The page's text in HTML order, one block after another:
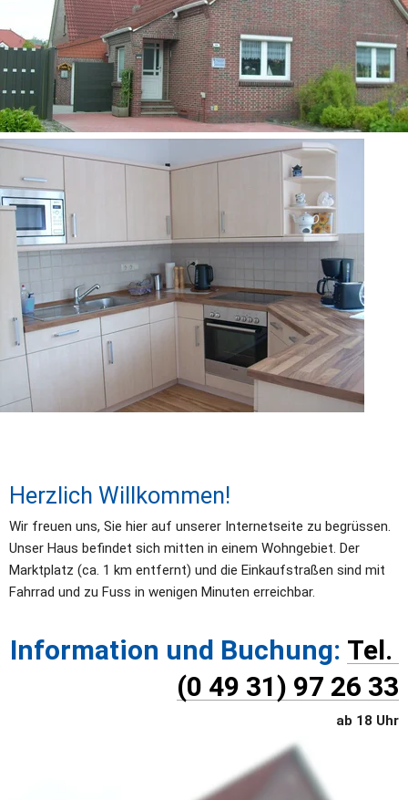
Herzlich Willkommen!
Wir freuen uns, Sie hier auf unserer Internetseite zu begrüssen.
Unser Haus befindet sich mitten in einem Wohngebiet. Der
Marktplatz (ca. 1 km entfernt) und die Einkaufstraßen sind mit
Fahrrad und zu Fuss in wenigen Minuten erreichbar.
Information und Buchung: Tel.
(0 49 31) 97 26 33
ab 18 Uhr
Unsere Ferienwohnung im EG ist für 2 Personen, die
Ferienwohnung im OG ist für bis zu 4 Personen mietbar. Für jede
Ferienwohnung steht ein PKW Stellplatz zur Verfügung.